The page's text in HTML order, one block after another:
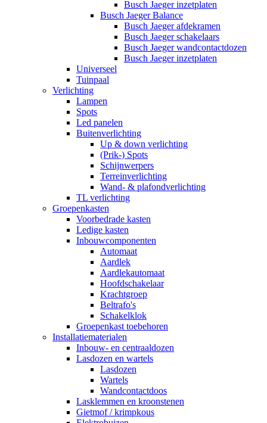
Busch Jaeger inzetplaten
Busch Jaeger Balance
Busch Jaeger afdekramen
Busch Jaeger schakelaars
Busch Jaeger wandcontactdozen
Busch Jaeger inzetplaten
Universeel
Tuinpaal
Verlichting
Lampen
Spots
Led panelen
Buitenverlichting
Up & down verlichting
(Prik-) Spots
Schijnwerpers
Terreinverlichting
Wand- & plafondverlichting
TL verlichting
Groepenkasten
Voorbedrade kasten
Ledige kasten
Inbouwcomponenten
Automaat
Aardlek
Aardlekautomaat
Hoofdschakelaar
Krachtgroep
Beltrafo's
Schakelklok
Groepenkast toebehoren
Installatiematerialen
Inbouw- en centraaldozen
Lasdozen en wartels
Lasdozen
Wartels
Wandcontactdoos
Lasklemmen en kroonstenen
Gietmof / krimpkous